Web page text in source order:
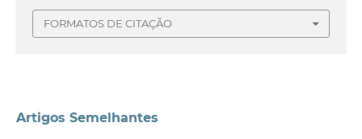
FORMATOS DE CITAÇÃO
Artigos Semelhantes